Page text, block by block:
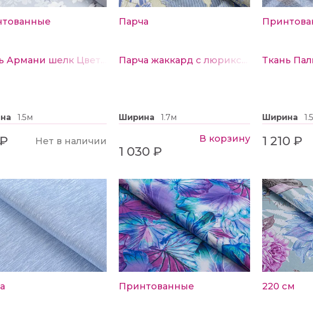
Толщина нити: средняя
Длина нити: 260 м
Вес: 100 г
Состав: 67% шерсть, 33% полиэстер
Рекомендуемый диаметр спиц/крючка для
1.5м
Нет в наличии
Парча
Парча жаккард с люриксом № 1 голубой
Ширина 1.7м
1 030 ₽
В корзину
Ширина
1 210 ₽
Принтованные 220 см